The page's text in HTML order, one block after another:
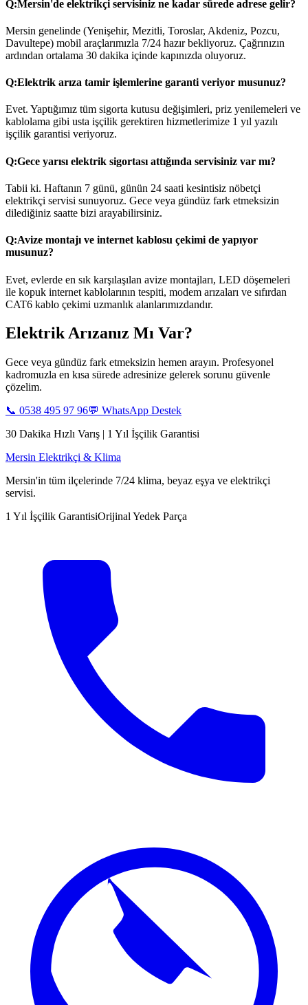
Q:Mersin'de elektrikçi servisiniz ne kadar sürede adrese gelir?
Mersin genelinde (Yenişehir, Mezitli, Toroslar, Akdeniz, Pozcu,
Davultepe) mobil araçlarımızla 7/24 hazır bekliyoruz. Çağrınızın
ardından ortalama 30 dakika içinde kapınızda oluyoruz.
Q:Elektrik arıza tamir işlemlerine garanti veriyor musunuz?
Evet. Yaptığımız tüm sigorta kutusu değişimleri, priz yenilemeleri ve
kablolama gibi usta işçilik gerektiren hizmetlerimize 1 yıl yazılı
işçilik garantisi veriyoruz.
Q:Gece yarısı elektrik sigortası attığında servisiniz var mı?
Tabii ki. Haftanın 7 günü, günün 24 saati kesintisiz nöbetçi
elektrikçi servisi sunuyoruz. Gece veya gündüz fark etmeksizin
dilediğiniz saatte bizi arayabilirsiniz.
Q:Avize montajı ve internet kablosu çekimi de yapıyor
musunuz?
Evet, evlerde en sık karşılaşılan avize montajları, LED döşemeleri
ile kopuk internet kablolarının tespiti, modem arızaları ve sıfırdan
CAT6 kablo çekimi uzmanlık alanlarımızdandır.
Elektrik Arızanız Mı Var?
Gece veya gündüz fark etmeksizin hemen arayın. Profesyonel
kadromuzla en kısa sürede adresinize gelerek sorunu güvenle
çözelim.
📞 0538 495 97 96💬 WhatsApp Destek
30 Dakika Hızlı Varış | 1 Yıl İşçilik Garantisi
Mersin Elektrikçi & Klima
Mersin'in tüm ilçelerinde 7/24 klima, beyaz eşya ve elektrikçi
servisi.
1 Yıl İşçilik GarantisiOrijinal Yedek Parça